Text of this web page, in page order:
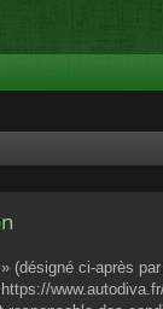
(désigné ci-après